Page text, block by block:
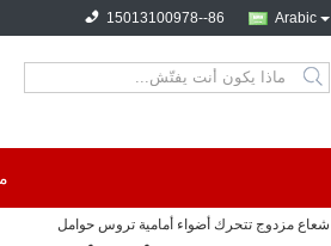
Arabic
86--15013100978
search
شعاع مزدوج تتحرك أضواء أمامية تروس حوامل